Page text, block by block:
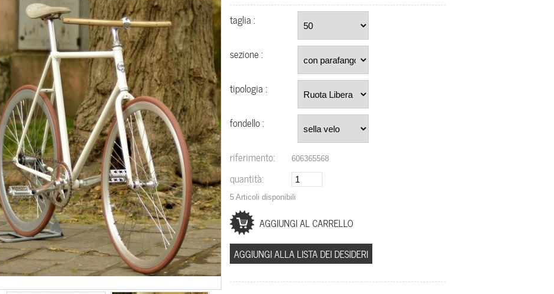
taglia :
sezione :
tipologia :
fondello :
riferimento: 606365568
quantità:
5 Articoli disponibili
AGGIUNGI ALLA LISTA DEI DESIDERI